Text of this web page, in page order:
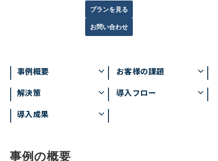
プランを見る
お問い合わせ
事例概要
お客様の課題
解決策
導入フロー
導入成果
事例の概要